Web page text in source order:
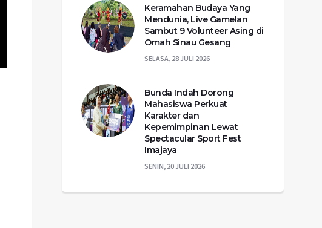
Keramahan Budaya Yang
Mendunia, Live Gamelan
Sambut 9 Volunteer Asing di
Omah Sinau Gesang
SELASA, 28 JULI 2026
Bunda Indah Dorong
Mahasiswa Perkuat
Karakter dan
Kepemimpinan Lewat
Spectacular Sport Fest
Imajaya
SENIN, 20 JULI 2026